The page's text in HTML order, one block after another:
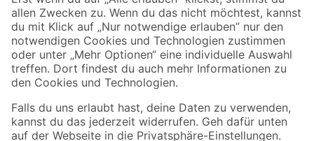
Jetzt die toom-App herunterladen
Alle Preisangaben in EUR inkl. gesetzl. MwSt.. Die dargestellten Angebote sind unter
Umständen nicht in allen Märkten verfügbar. Die angegebenen Verfügbarkeiten beziehen